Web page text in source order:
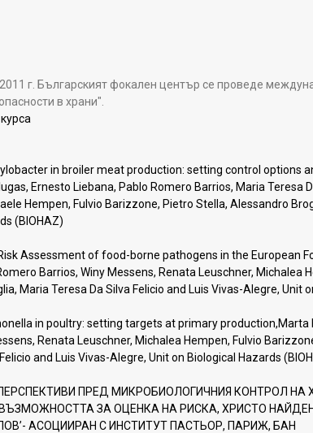
г. Българският фокален център се проведе
в храни".
in broiler meat production: setting control options
Ernesto Liebana, Pablo Romero Barrios, Maria Teresa
Hempen, Fulvio Barizzone, Pietro Stella, Alessandro
(BIOHAZ)
Assessment оf food-borne pathogens in the European
Barrios, Winy Messens, Renata Leuschner, Michalea
Maria Teresa Da Silva Felicio and Luis Vivas-Alegre, Unit
in poultry: setting targets at primary production,Marta
Renata Leuschner, Michalea Hempen, Fulvio
and Luis Vivas-Alegre, Unit on Biological Hazards
ПРЕД МИКРОБИОЛОГИЧНИЯ КОНТРОЛ НА
ЗА ОЦЕНКА НА РИСКА, ХРИСТО
АСОЦИИРАН С ИНСТИТУТ ПАСТЬОР, ПАРИЖ, БАН